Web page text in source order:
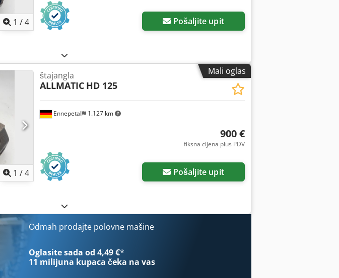
1 /4 Pošaljite upit
Mali oglas
1 /4
Ennepetal 1.127 km
štajangla
ALLMATIC HD 125
900 €
fiksna cijena plus PDV
Pošaljite upit
Odmah prodajte polovne mašine
Oglasite sada od 4,49 €*
11 milijuna kupaca čeka na vas